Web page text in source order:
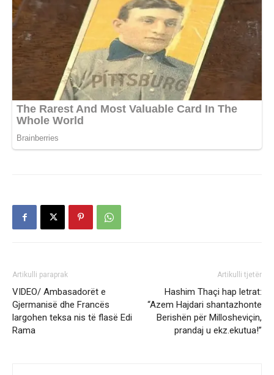
Artikulli paraprak
VIDEO/ Ambasadorët e
Gjermanisë dhe Francës
largohen teksa nis të flasë Edi
Rama
Artikulli tjetër
Hashim Thaçi hap letrat:
“Azem Hajdari shantazhonte
Berishën për Millosheviçin,
prandaj u ekz.ekutua!”